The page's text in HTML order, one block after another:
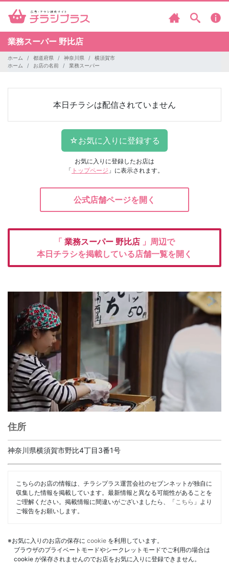
業務スーパー 野比店
ホーム 都道府県 神奈川県
横須賀市
ホーム
お店の名前 業務スーパー
本日チラシは配信されていません
お気に入りに登録したお店は
「 トップページ 」に表示されます。
公式店舗ページを開く
「 業務スーパー 野比店 」周辺で
本日チラシを掲載している店舗一覧を開く
住所
神奈川県横須賀市野比4丁目3番1号
こちらのお店の情報は、チラシプラス運営会社のセブンネットが独自に
収集した情報を掲載しています。最新情報と異なる可能性があることを
ご理解ください。掲載情報に間違いがございましたら、「 こちら 」より
ご報告をお願いします。
※お気に入りのお店の保存に cookie を利用しています。
ブラウザのプライベートモードやシークレットモードでご利用の場合は
cookie が保存されませんのでお店をお気に入りに登録できません。